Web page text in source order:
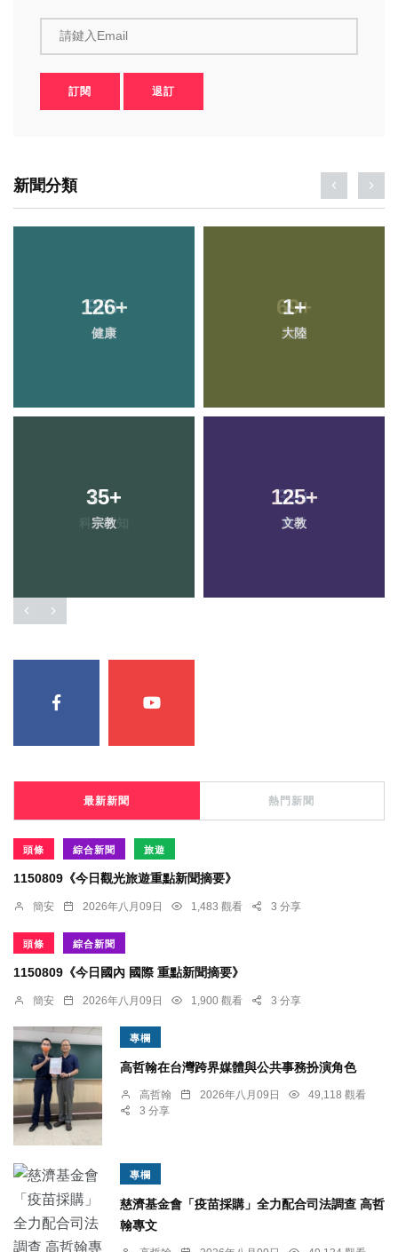
請鍵入Email
訂閱 退訂
新聞分類
126+
健康
1+
大陸
35+
宗教
125+
文教
最新新聞 熱門新聞
頭條 綜合新聞 旅遊
1150809《今日觀光旅遊重點新聞摘要》
簡安 2026年八月09日 1,483 觀看 3 分享
頭條 綜合新聞
1150809《今日國內 國際 重點新聞摘要》
簡安 2026年八月09日 1,900 觀看 3 分享
專欄
高哲翰在台灣跨界媒體與公共事務扮演角色
高哲翰 2026年八月09日
49,118 觀看
3 分享
專欄
慈濟基金會「疫苗採購」全力配合司法調查 高哲
翰專文